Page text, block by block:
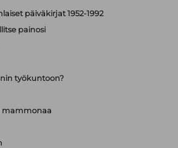
päiväkirjat 1952-1992
painosi
työkuntoon?
mammonaa